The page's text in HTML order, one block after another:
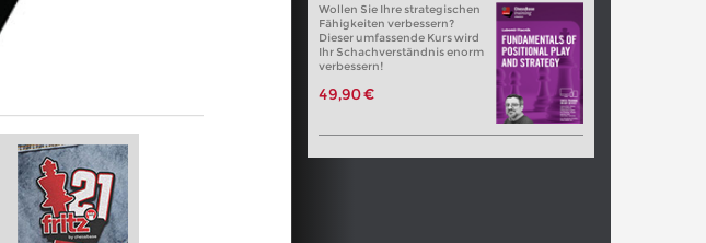
Wollen Sie Ihre strategischen
Fähigkeiten verbessern?
Dieser umfassende Kurs wird
Ihr Schachverständnis enorm
verbessern!
49,90 €